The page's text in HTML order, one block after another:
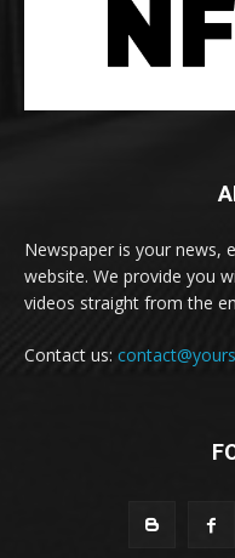
Newspaper is your news,
website. We provide you
videos straight from the
Contact us: